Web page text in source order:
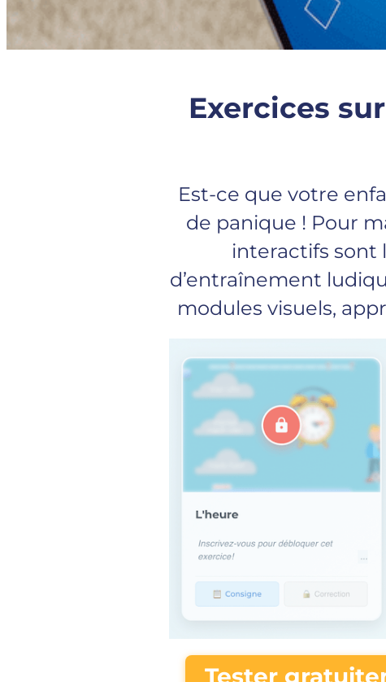
Exercices
Est-ce que votre
de panique ! Pour
interactifs sont
d’entraînement
modules visuels,
Tester